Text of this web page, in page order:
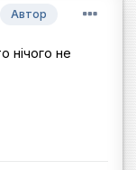
Автор
нічого не